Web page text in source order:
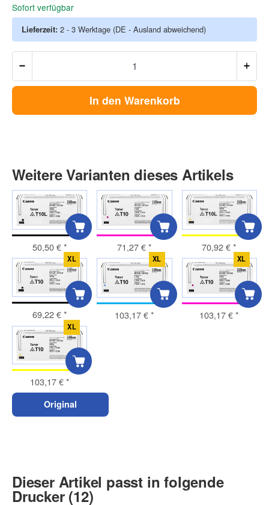
Sofort verfügbar
Lieferzeit: 2 - 3 Werktage (DE - Ausland abweichend)
In den Warenkorb
Weitere Varianten dieses Artikels
50,50 €* 71,27 €* 70,92 €*
XL
69,22 €*
XL
103,17 €*
XL
103,17 €*
XL
103,17 €*
Original
Dieser Artikel passt in folgende
Drucker (12)